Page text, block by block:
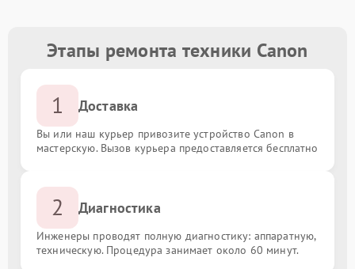
Этапы ремонта техники Canon
1 Доставка
Вы или наш курьер привозите устройство Canon в
мастерскую. Вызов курьера предоставляется бесплатно
2 Диагностика
Инженеры проводят полную диагностику: аппаратную,
техническую. Процедура занимает около 60 минут.